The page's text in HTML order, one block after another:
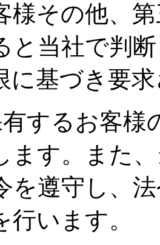
様その他、
と当社で判
に基づき要
するお客様
ます。また
を遵守し、
行います。